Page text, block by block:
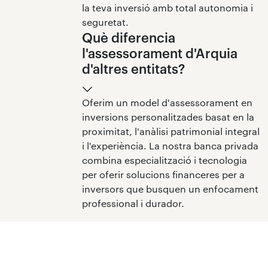
la teva inversió amb total autonomia i
seguretat.
Què diferencia
l'assessorament d'Arquia
d'altres entitats?
Oferim un model d'assessorament en
inversions personalitzades basat en la
proximitat, l'anàlisi patrimonial integral
i l'experiència. La nostra banca privada
combina especialització i tecnologia
per oferir solucions financeres per a
inversors que busquen un enfocament
professional i durador.